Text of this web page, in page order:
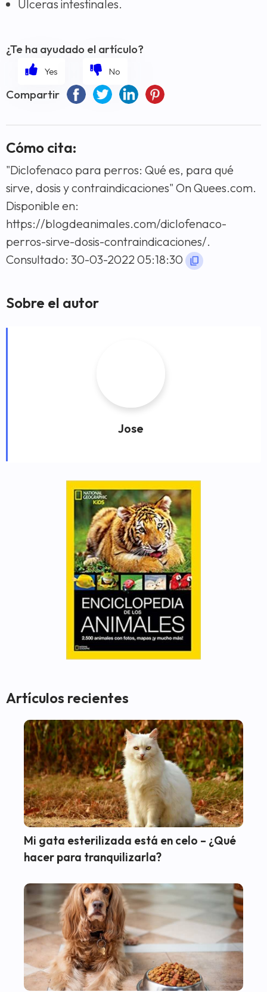
Ulceras intestinales.
¿Te ha ayudado el artículo?
Compartir
Cómo cita:
"Diclofenaco para perros: Qué es, para qué
sirve, dosis y contraindicaciones" On Quees.com.
Disponible en:
https://blogdeanimales.com/diclofenaco-
perros-sirve-dosis-contraindicaciones/.
Consultado: 30-03-2022 05:18:30
Sobre el autor
Jose
Artículos recientes
Mi gata esterilizada está en celo – ¿Qué
hacer para tranquilizarla?